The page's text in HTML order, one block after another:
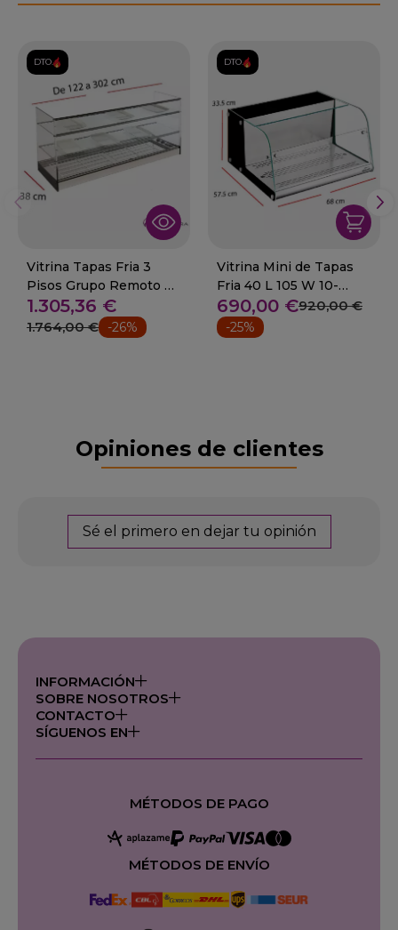
DTO.
Vitrina Tapas Fria 3
Pisos Grupo Remoto de
6 a 20 Platos 08-TR-3-
120+
1.305,36 €
1.764,00 € -26%
DTO.
Vitrina Mini de Tapas
Fria 40 L 105 W 10-
69607
690,00 €920,00 €
-25%
Opiniones de clientes
Sé el primero en dejar tu opinión
INFORMACIÓN
SOBRE NOSOTROS
CONTACTO
SÍGUENOS EN
MÉTODOS DE PAGO
MÉTODOS DE ENVÍO